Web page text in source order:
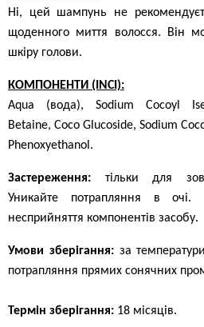
Ні, цей шампунь не
щоденного миття волосся. Він
шкіру голови.
КОМПОНЕНТИ (INCI):
Aqua (вода), Sodium Cocoyl
Betaine, Coco Glucoside, Sodium
Phenoxyethanol.
Застереження: тільки для
Уникайте потрапляння в очі.
несприйняття компонентів засобу.
Умови зберігання:за
потрапляння прямих сонячних
Термін зберігання: 18 місяців.